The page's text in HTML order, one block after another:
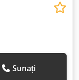
Sunați